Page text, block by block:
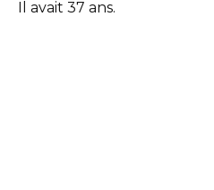
Il avait 37 ans.